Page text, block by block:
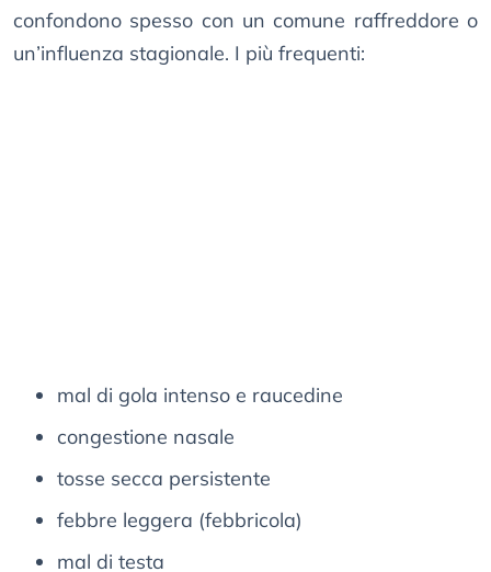
confondono spesso con un comune raffreddore o
un’influenza stagionale. I più frequenti:
mal di gola intenso e raucedine
congestione nasale
tosse secca persistente
febbre leggera (febbricola)
mal di testa